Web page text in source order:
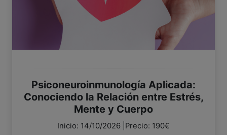
Psiconeuroinmunología Aplicada:
Conociendo la Relación entre Estrés,
Mente y Cuerpo
Inicio: 14/10/2026 |Precio: 190€